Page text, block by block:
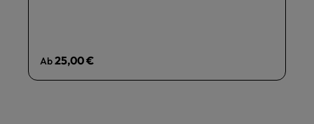
Regulärer Preis:
Ab25,00 €